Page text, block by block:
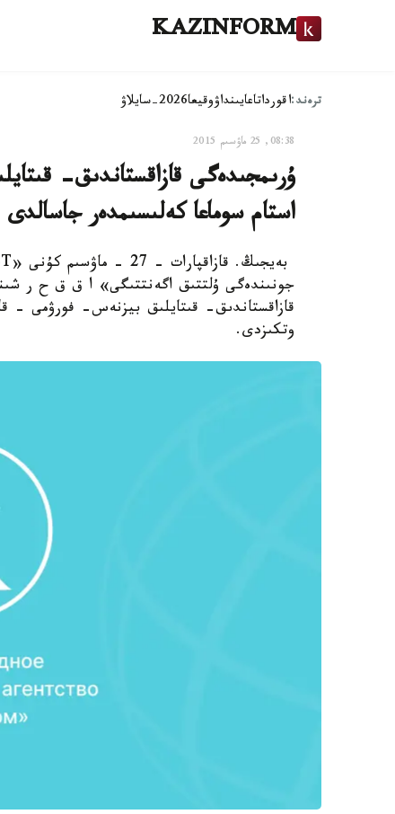
KAZINFORM
ترەند:اقورداتاعايىنداۋوقيعا2026-سايلاۋ
08:38, 25 ماۋسىم 2015
استام سوماعا كەلىسىمدەر
جونىندەگى ۇلتتىق اگەنتتىگى» ا ق ق ح ر
وتكىزدى.